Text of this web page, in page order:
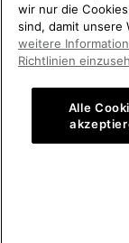
Deutschland
©2026SOREL. Alle
Datenschutz
Allgemeine
Impressum Public
Kundenservice: Mo- Fr.
wir nur die
sind, damit unsere
weitere
Richtlinien
Alle